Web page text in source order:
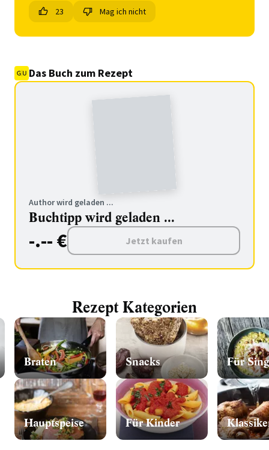
23 Mag ich nicht
Das Buch zum Rezept
Author wird geladen ...
Buchtipp wird geladen ...
-.-- € Jetzt kaufen
Rezept Kategorien
Braten
Hauptspeise
Snacks
Für Kinder
Für